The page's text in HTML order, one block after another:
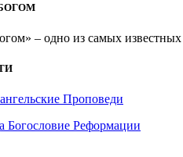
– одно из самых
Проповеди
Богословие Реформации